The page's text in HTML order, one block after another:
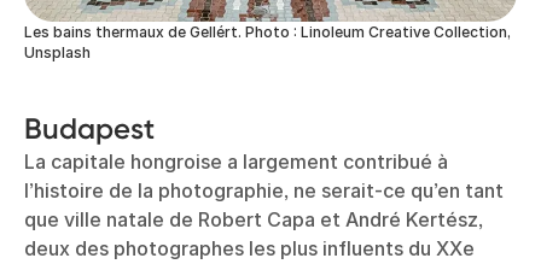
Les bains thermaux de Gellért. Photo : Linoleum Creative Collection,
Unsplash
Budapest
La capitale hongroise a largement contribué à
l’histoire de la photographie, ne serait-ce qu’en tant
que ville natale de Robert Capa et André Kertész,
deux des photographes les plus influents du XXe